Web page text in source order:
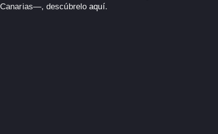
Canarias—, descúbreloaquí.